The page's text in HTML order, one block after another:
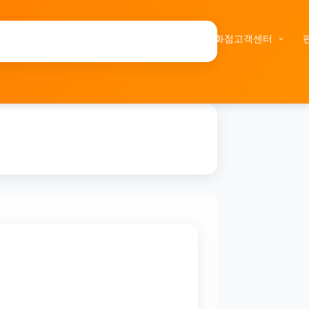
백화점고객센터